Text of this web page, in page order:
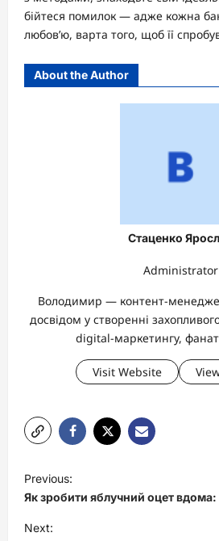
бійтеся помилок — адже кожна
любов’ю, варта того, щоб її
About the Author
Стаценко
Administrator
Володимир — контент-
досвідом у створенні
digital-маркетингу, фанат
Visit Website
P
o
s
Previous:
Як зробити яблучний оцет
Next: